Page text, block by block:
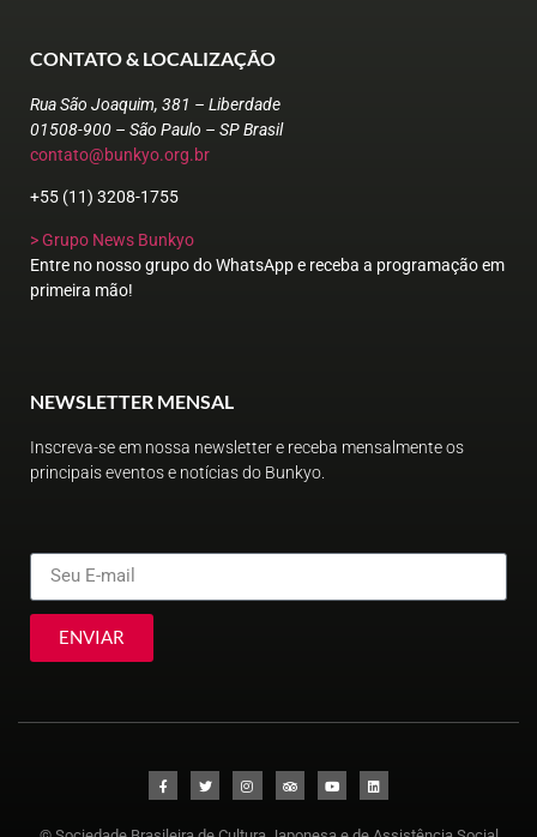
CONTATO & LOCALIZAÇÃO
Rua São Joaquim, 381 – Liberdade
01508-900 – São Paulo – SP Brasil
contato@bunkyo.org.br
+55 (11) 3208-1755
> Grupo News Bunkyo
Entre no nosso grupo do WhatsApp e receba a programação em
primeira mão!
NEWSLETTER MENSAL
Inscreva-se em nossa newsletter e receba mensalmente os
principais eventos e notícias do Bunkyo.
ENVIAR